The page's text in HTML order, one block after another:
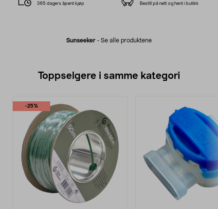
Sunseeker - Se alle produktene
365 dagers åpent kjøp Bestill på nett og hent i butikk
Toppselgere i samme kategori
-25%